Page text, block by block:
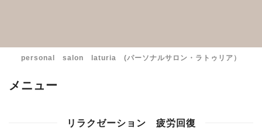
personal salon laturia (パーソナルサロン・ラトゥリア）
メニュー
リラクゼーション 疲労回復